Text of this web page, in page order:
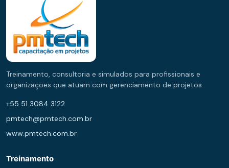
Treinamento, consultoria e simulados para profissionais e
organizações que atuam com gerenciamento de projetos.
+55 51 3084 3122
pmtech@pmtech.com.br
www.pmtech.com.br
Treinamento